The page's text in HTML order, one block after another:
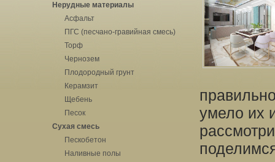
Нерудные материалы
Асфальт
ПГС (песчано-гравийная смесь)
Торф
Чернозем
Плодородный грунт
Керамзит
Щебень
Песок
Сухая смесь
Пескобетон
Наливные полы
умело их